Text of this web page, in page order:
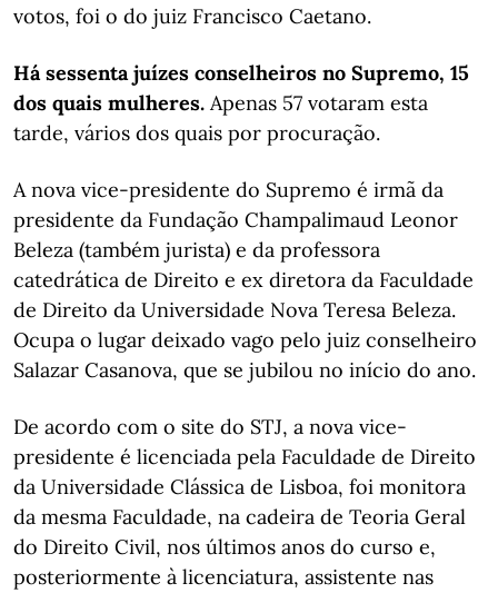
votos, foi o do juiz Francisco Caetano.
Há sessenta juízes conselheiros no Supremo, 15
dos quais mulheres. Apenas 57 votaram esta
tarde, vários dos quais por procuração.
A nova vice-presidente do Supremo é irmã da
presidente da Fundação Champalimaud Leonor
Beleza (também jurista) e da professora
catedrática de Direito e ex diretora da Faculdade
de Direito da Universidade Nova Teresa Beleza.
Ocupa o lugar deixado vago pelo juiz conselheiro
Salazar Casanova, que se jubilou no início do ano.
De acordo com o site do STJ, a nova vice-
presidente é licenciada pela Faculdade de Direito
da Universidade Clássica de Lisboa, foi monitora
da mesma Faculdade, na cadeira de Teoria Geral
do Direito Civil, nos últimos anos do curso e,
posteriormente à licenciatura, assistente nas